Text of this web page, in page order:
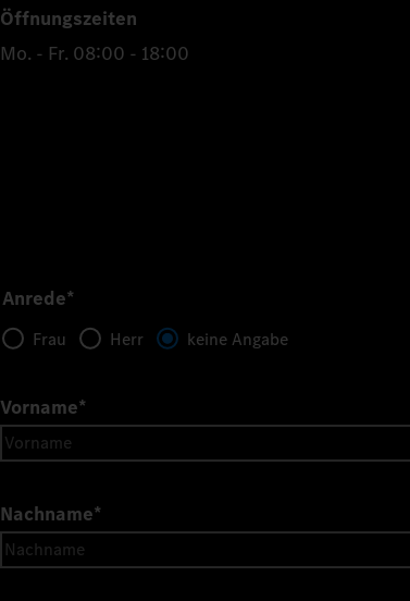
Öffnungszeiten
Mo. - Fr. 08:00 - 18:00
Anrede*
Frau Herr keine Angabe
Vorname*
Nachname*